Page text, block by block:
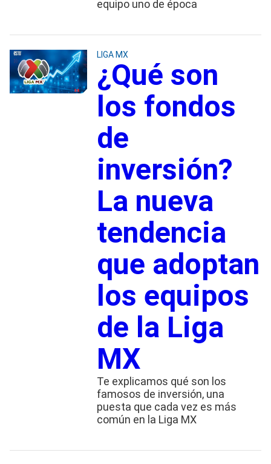
equipo uno de época
LIGA MX
¿Qué son
los fondos
de
inversión?
La nueva
tendencia
que adoptan
los equipos
de la Liga
MX
Te explicamos qué son los
famosos de inversión, una
puesta que cada vez es más
común en la Liga MX